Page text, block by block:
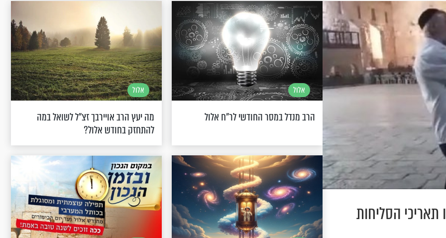
תאריכי הסליחות
אלול
הרב מנדל במסר החודשי לר"ח אלול
אלול
מה יעץ הרב אויירבך זצ"ל לשואל במה
להתחזק בחודש אלול?